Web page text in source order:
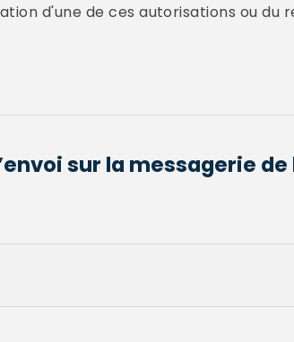
d'une de ces autorisations ou du
sur la messagerie